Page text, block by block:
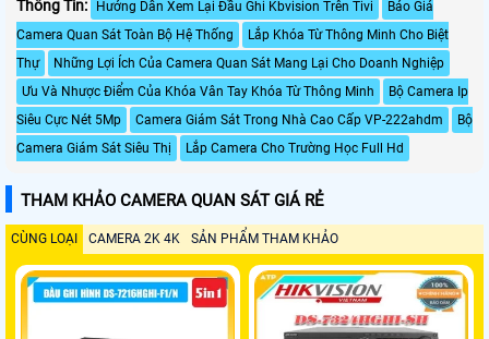
Thông Tin: Hướng Dẫn Xem Lại Đầu Ghi Kbvision Trên Tivi
Báo Giá
Camera Quan Sát Toàn Bộ Hệ Thống
Lắp Khóa Từ Thông Minh Cho Biệt
Thự
Những Lợi Ích Của Camera Quan Sát Mang Lại Cho Doanh Nghiệp
Ưu Và Nhược Điểm Của Khóa Vân Tay Khóa Từ Thông Minh
Bộ Camera Ip
Siêu Cực Nét 5Mp
Camera Giám Sát Trong Nhà Cao Cấp VP-222ahdm
Bộ
Camera Giám Sát Siêu Thị
Lắp Camera Cho Trường Học Full Hd
THAM KHẢO CAMERA QUAN SÁT GIÁ RẺ
CÙNG LOẠI CAMERA 2K 4K SẢN PHẨM THAM KHẢO